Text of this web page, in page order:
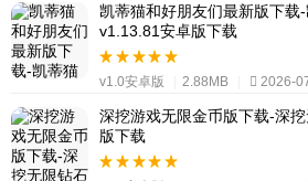
凯蒂猫和好朋友们最新版下载
v1.13.81安卓版下载
v1.0安卓版 2.88MB 2026-
深挖游戏无限金币版下载-深
版下载